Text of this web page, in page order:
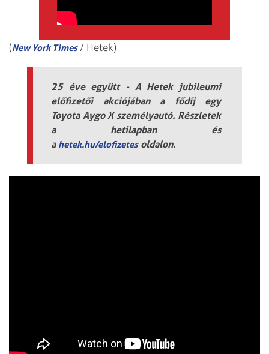
(New York Times/ Hetek)
25 éve együtt - A Hetek jubileumi
előfizetői akciójában a fődíj egy
Toyota Aygo X személyautó. Részletek
a hetilapban és
a hetek.hu/elofizetesoldalon.